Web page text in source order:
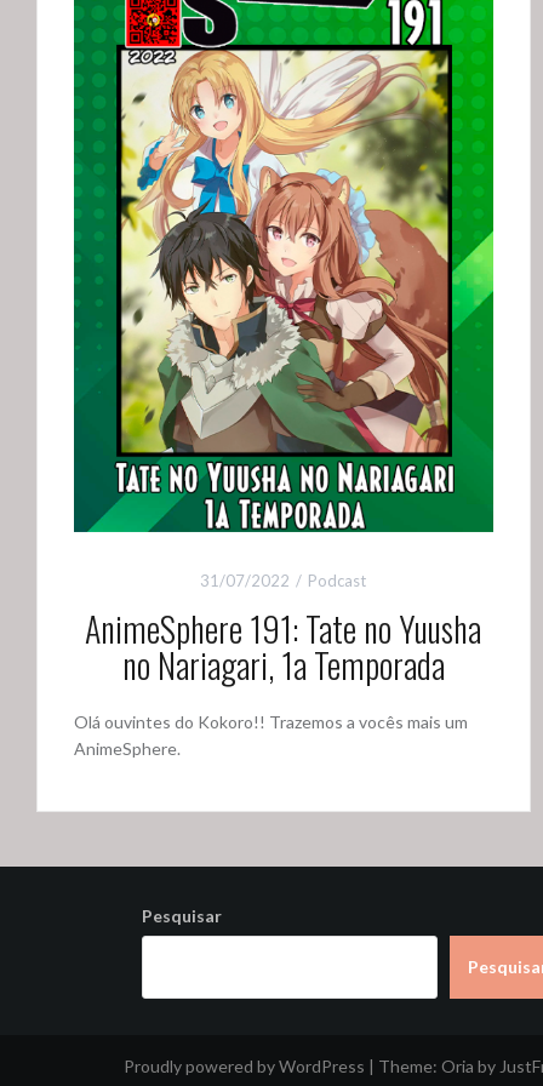
31/07/2022 Podcast
AnimeSphere 191: Tate no Yuusha
no Nariagari, 1a Temporada
Olá ouvintes do Kokoro!! Trazemos a vocês mais um
AnimeSphere.
Pesquisar
Proudly powered by WordPress | Theme: Oria by